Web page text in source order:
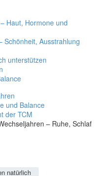
Haut, Hormone und
Schönheit, Ausstrahlung
unterstützen
und Balance
der TCM
– Ruhe, Schlaf
natürlich